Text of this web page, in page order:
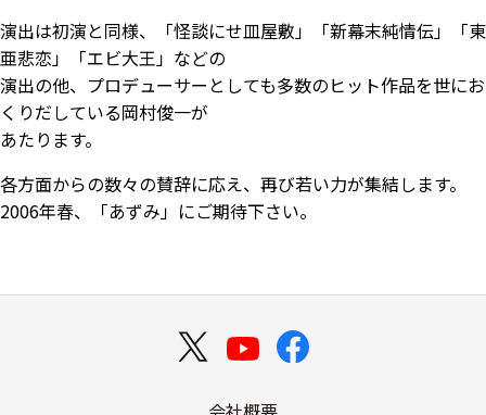
演出は初演と同様、「怪談にせ皿屋敷」「新幕末純情伝」「東
亜悲恋」「エビ大王」などの
演出の他、プロデューサーとしても多数のヒット作品を世にお
くりだしている岡村俊一が
あたります。
各方面からの数々の賛辞に応え、再び若い力が集結します。
2006年春、「あずみ」にご期待下さい。